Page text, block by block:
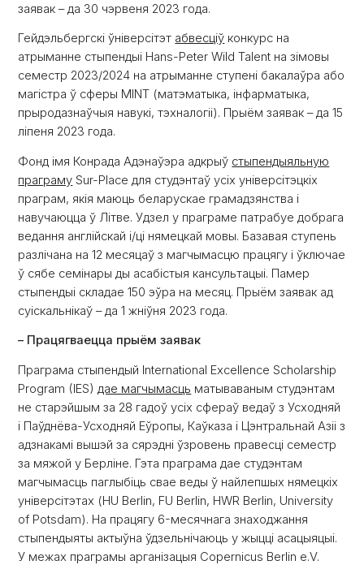
заявак – да 30 чэрвеня 2023 года.
Гейдэльбергскі ўніверсітэт абвесціў конкурс на
атрыманне стыпендыі Hans-Peter Wild Talent на зімовы
семестр 2023/2024 на атрыманне ступені бакалаўра або
магістра ў сферы MINT (матэматыка, інфарматыка,
прыродазнаўчыя навукі, тэхналогіі). Прыём заявак – да 15
ліпеня 2023 года.
Фонд імя Конрада Адэнаўэра адкрыў стыпендыяльную
праграму Sur-Place для студэнтаў усіх універсітэцкіх
праграм, якія маюць беларускае грамадзянства і
навучаюцца ў Літве. Удзел у праграме патрабуе добрага
ведання англійскай і/ці нямецкай мовы. Базавая ступень
разлічана на 12 месяцаў з магчымасцю працягу і ўключае
ў сябе семінары ды асабістыя кансультацыі. Памер
стыпендыі складае 150 эўра на месяц. Прыём заявак ад
суіскальнікаў – да 1 жніўня 2023 года.
– Працягваецца прыём заявак
Праграма стыпендый International Excellence Scholarship
Program (IES)дае магчымасць матываваным студэнтам
не старэйшым за 28 гадоў усіх сфераў ведаў з Усходняй
і Паўднёва-Усходняй Еўропы, Каўказа і Цэнтральнай Азіі з
адзнакамі вышэй за сярэдні ўзровень правесці семестр
за мяжой у Берліне. Гэта праграма дае студэнтам
магчымасць паглыбіць свае веды ў найлепшых нямецкіх
універсітэтах (HU Berlin, FU Berlin, HWR Berlin, University
of Potsdam). На працягу 6-месячнага знаходжання
стыпендыяты актыўна ўдзельнічаюць у жыцці асацыяцыі.
У межах праграмы арганізацыя Copernicus Berlin e.V.